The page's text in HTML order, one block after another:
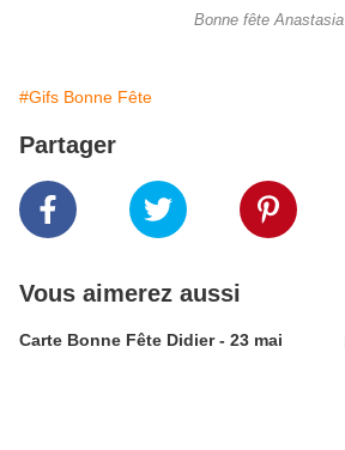
Bonne fête Anastasia
#Gifs Bonne Fête
Partager
Vous aimerez aussi
Carte Bonne Fête Didier - 23 mai